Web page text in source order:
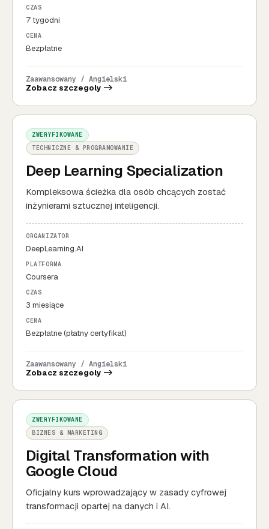
CZAS
7 tygodni
CENA
Bezpłatne
Zaawansowany / Angielski
Zobacz szczegoly ->
ZWERYFIKOWANE
TECHNICZNE & PROGRAMOWANIE
Deep Learning Specialization
Kompleksowa ścieżka dla osób chcących zostać
inżynierami sztucznej inteligencji.
ORGANIZATOR
DeepLearning.AI
PLATFORMA
Coursera
CZAS
3 miesiące
CENA
Bezpłatne (płatny certyfikat)
Zaawansowany / Angielski
Zobacz szczegoly ->
ZWERYFIKOWANE
BIZNES & MARKETING
Digital Transformation with
Google Cloud
Oficjalny kurs wprowadzający w zasady cyfrowej
transformacji opartej na danych i AI.